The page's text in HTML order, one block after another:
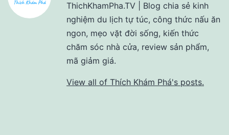
ThichKhamPha.TV | Blog chia sẻ kinh
nghiệm du lịch tự túc, công thức nấu ăn
ngon, mẹo vặt đời sống, kiến thức
chăm sóc nhà cửa, review sản phẩm,
mã giảm giá.
View all of Thích Khám Phá's posts.